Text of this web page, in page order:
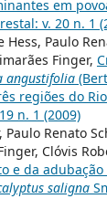
em
v. 20 n. 1
Hess, Paulo
Finger,
angustifolia
regiões do
n. 1 (2009)
Paulo Renato
Clóvis
e da
saligna